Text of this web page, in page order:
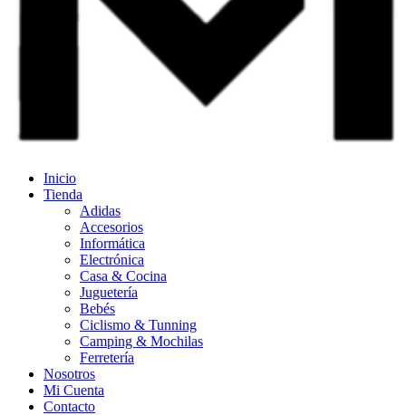
Inicio
Tienda
Adidas
Accesorios
Informática
Electrónica
Casa & Cocina
Juguetería
Bebés
Ciclismo & Tunning
Camping & Mochilas
Ferretería
Nosotros
Mi Cuenta
Contacto